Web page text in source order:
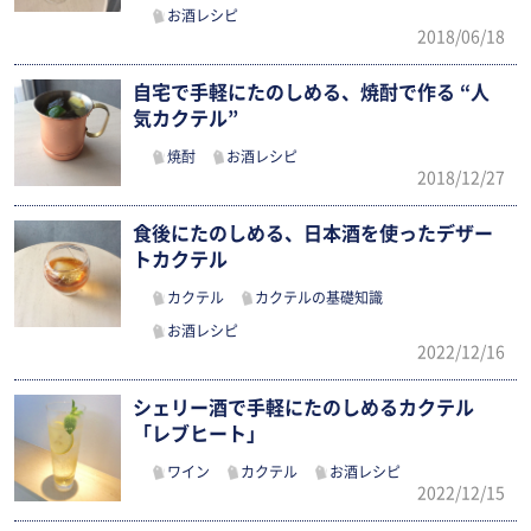
お酒レシピ
2018/06/18
自宅で手軽にたのしめる、焼酎で作る “人
気カクテル”
焼酎 お酒レシピ
2018/12/27
食後にたのしめる、日本酒を使ったデザー
トカクテル
カクテル カクテルの基礎知識
お酒レシピ
2022/12/16
シェリー酒で手軽にたのしめるカクテル
「レブヒート」
ワイン カクテル お酒レシピ
2022/12/15